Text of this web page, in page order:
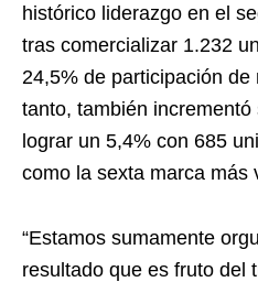
histórico liderazgo en el
tras comercializar 1.232
24,5% de participación de
tanto, también incrementó
lograr un 5,4% con 685
como la sexta marca más
“Estamos sumamente
resultado que es fruto del